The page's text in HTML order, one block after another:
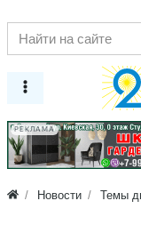
РЕКЛАМА
Новости Темы